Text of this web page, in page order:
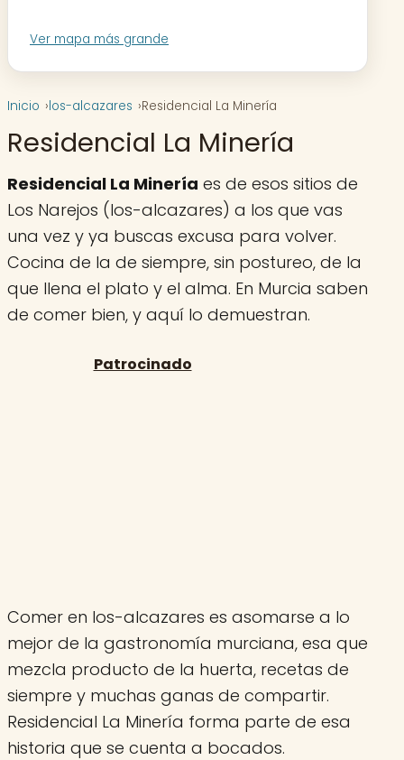
Ver mapa más grande
Inicio los-alcazares Residencial La Minería
Residencial La Minería
Residencial La Minería es de esos sitios de
Los Narejos (los-alcazares) a los que vas
una vez y ya buscas excusa para volver.
Cocina de la de siempre, sin postureo, de la
que llena el plato y el alma. En Murcia saben
de comer bien, y aquí lo demuestran.
Comer en los-alcazares es asomarse a lo
mejor de la gastronomía murciana, esa que
mezcla producto de la huerta, recetas de
siempre y muchas ganas de compartir.
Residencial La Minería forma parte de esa
historia que se cuenta a bocados.